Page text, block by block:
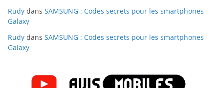
Rudy dans SAMSUNG : Codes secrets pour les smartphones
Galaxy
Rudy dans SAMSUNG : Codes secrets pour les smartphones
Galaxy